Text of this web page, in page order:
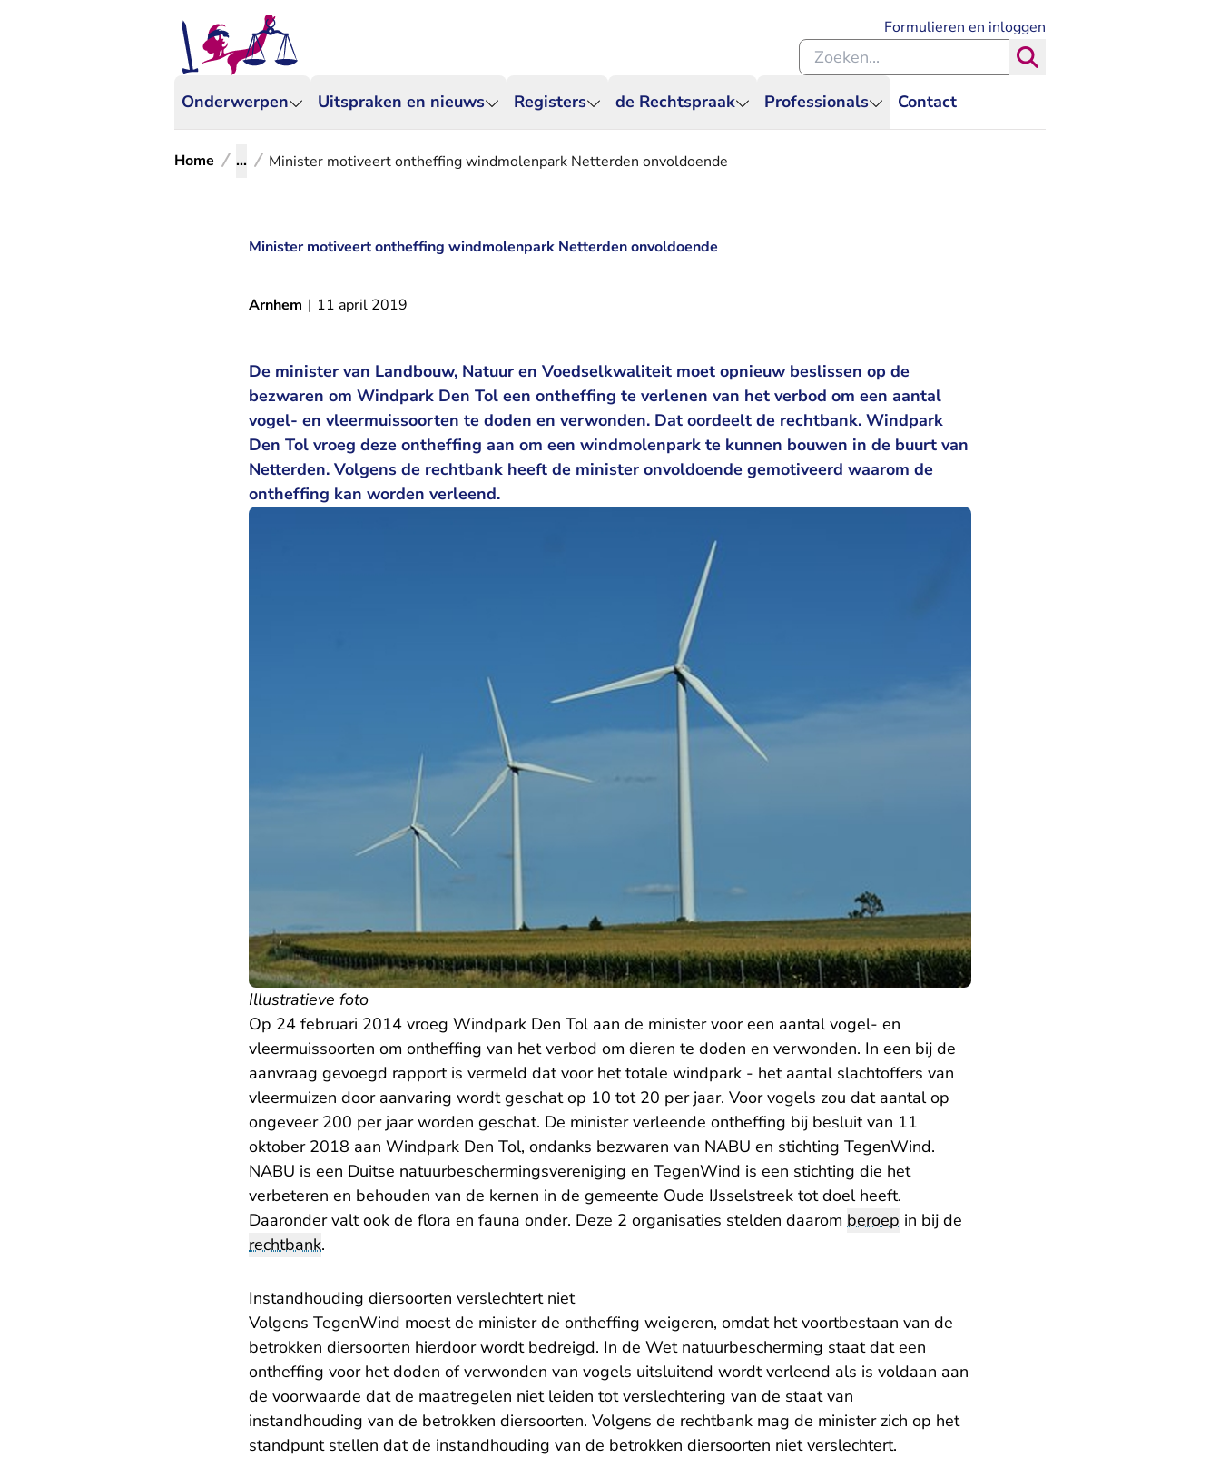
Onderwerpen Uitspraken en nieuws Registers de Rechtspraak Professionals Contact
Formulieren en inloggen
Zoeken binnen de Rechtspraak
Home ... Minister motiveert ontheffing windmolenpark Netterden onvoldoende
Minister motiveert ontheffing windmolenpark Netterden onvoldoende
Arnhem | 11 april 2019
De minister van Landbouw, Natuur en Voedselkwaliteit moet opnieuw beslissen op de
bezwaren om Windpark Den Tol een ontheffing te verlenen van het verbod om een aantal
vogel- en vleermuissoorten te doden en verwonden. Dat oordeelt de rechtbank. Windpark
Den Tol vroeg deze ontheffing aan om een windmolenpark te kunnen bouwen in de buurt van
Netterden. Volgens de rechtbank heeft de minister onvoldoende gemotiveerd waarom de
ontheffing kan worden verleend.
Illustratieve foto
Op 24 februari 2014 vroeg Windpark Den Tol aan de minister voor een aantal vogel- en
vleermuissoorten om ontheffing van het verbod om dieren te doden en verwonden. In een bij de
aanvraag gevoegd rapport is vermeld dat voor het totale windpark - het aantal slachtoffers van
vleermuizen door aanvaring wordt geschat op 10 tot 20 per jaar. Voor vogels zou dat aantal op
ongeveer 200 per jaar worden geschat. De minister verleende ontheffing bij besluit van 11
oktober 2018 aan Windpark Den Tol, ondanks bezwaren van NABU en stichting TegenWind.
NABU is een Duitse natuurbeschermingsvereniging en TegenWind is een stichting die het
verbeteren en behouden van de kernen in de gemeente Oude IJsselstreek tot doel heeft.
Daaronder valt ook de flora en fauna onder. Deze 2 organisaties stelden daarom beroep in bij de
rechtbank.
Instandhouding diersoorten verslechtert niet
Volgens TegenWind moest de minister de ontheffing weigeren, omdat het voortbestaan van de
betrokken diersoorten hierdoor wordt bedreigd. In de Wet natuurbescherming staat dat een
ontheffing voor het doden of verwonden van vogels uitsluitend wordt verleend als is voldaan aan
de voorwaarde dat de maatregelen niet leiden tot verslechtering van de staat van
instandhouding van de betrokken diersoorten. Volgens de rechtbank mag de minister zich op het
standpunt stellen dat de instandhouding van de betrokken diersoorten niet verslechtert.